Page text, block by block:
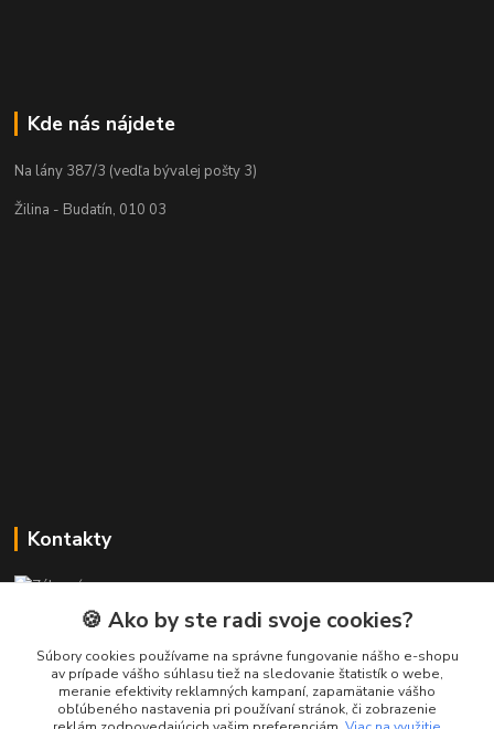
Kde nás nájdete
Na lány 387/3 (vedľa bývalej pošty 3)
Žilina - Budatín, 010 03
Kontakty
+421 911 010 560
Po-Pia, 13-17 hod.
info@presmartfon.sk
🍪 Ako by ste radi svoje cookies?
Súbory cookies používame na správne fungovanie nášho e-shopu
av prípade vášho súhlasu tiež na sledovanie štatistík o webe,
meranie efektivity reklamných kampaní, zapamätanie vášho
obľúbeného nastavenia pri používaní stránok, či zobrazenie